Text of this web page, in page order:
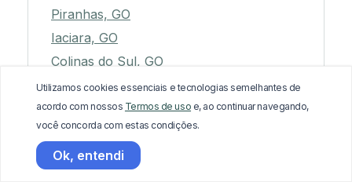
Piranhas, GO
Iaciara, GO
Colinas do Sul, GO
Jussara, GO
Mutunópolis, GO
Mundo Novo, GO
São Luiz do Norte, GO
Utilizamos cookies essenciais e tecnologias semelhantes de
acordo com nossos Termos de uso e, ao continuar navegando,
você concorda com estas condições.
Ok, entendi